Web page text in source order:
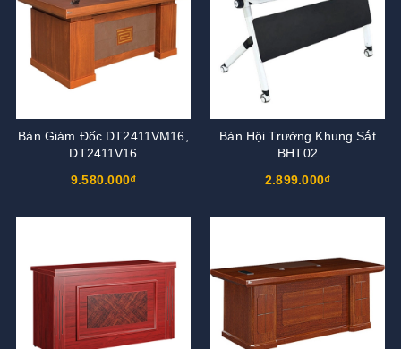
Bàn Giám Đốc DT2411VM16,
DT2411V16
9.580.000₫
Bàn Hội Trường Khung Sắt
BHT02
2.899.000₫